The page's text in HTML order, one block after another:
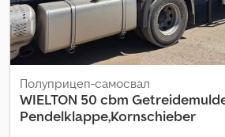
Полуприцеп-самосвал
WIELTON 50 cbm
Pendelklappe,Kornschieber